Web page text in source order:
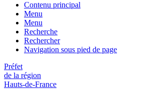
Contenu principal
Menu
Menu
Recherche
Rechercher
Navigation sous pied de page
Préfet
de la région
Hauts-de-France